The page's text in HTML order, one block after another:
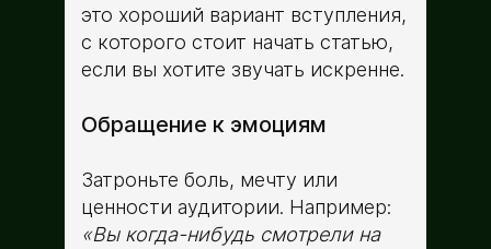
это хороший вариант вступления,
с которого стоит начать статью,
если вы хотите звучать искренне.
Обращение к эмоциям
Затроньте боль, мечту или
ценности аудитории. Например:
«Вы когда-нибудь смотрели на